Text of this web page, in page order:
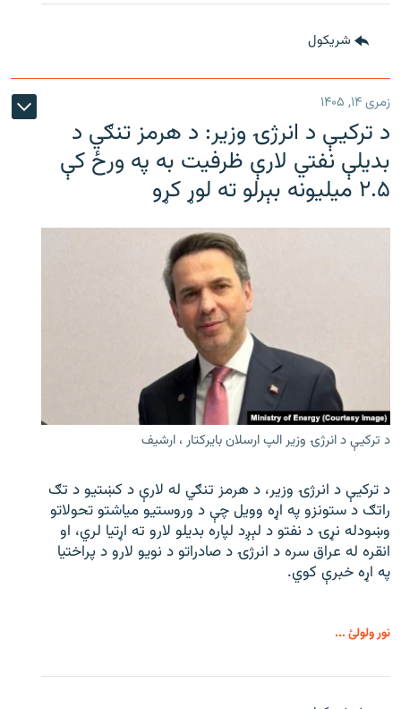
شريکول
زمری ۱۴, ۱۴۰۵
د ترکیې د انرژۍ وزیر: د هرمز تنګي د
بدیلې نفتي لارې ظرفیت به په ورځ کې
۲.۵ میلیونه بېرلو ته لوړ کړو
د ترکیې د انرژۍ وزیر الپ ارسلان بایرکتار ، ارشیف
د ترکیې د انرژۍ وزیر، د هرمز تنګي له لارې د کښتیو د تګ
راتګ د ستونزو په اړه وویل چې د وروستیو میاشتو تحولاتو
وښودله نړۍ د نفتو د لېږد لپاره بدیلو لارو ته اړتیا لري، او
انقره له عراق سره د انرژۍ د صادراتو د نویو لارو د پراختیا
په اړه خبرې کوي.
نور ولولئ ...